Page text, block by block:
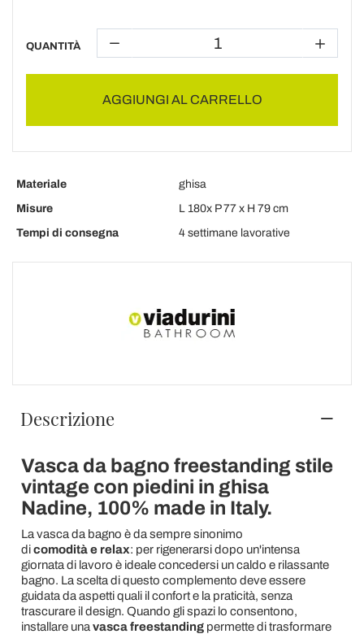
QUANTITÀ
AGGIUNGI AL CARRELLO
Materiale
ghisa
Misure
L 180x P 77 x H 79 cm
Tempi di consegna
4 settimane lavorative
Descrizione
Vasca da bagno freestanding stile
vintage con piedini in ghisa
Nadine, 100% made in Italy.
La vasca da bagno è da sempre sinonimo
dicomodità e relax: per rigenerarsi dopo un'intensa
giornata di lavoro è ideale concedersi un caldo e rilassante
bagno. La scelta di questo complemento deve essere
guidata da aspetti quali il confort e la praticità, senza
trascurare il design. Quando gli spazi lo consentono,
installare una vasca freestanding permette di trasformare